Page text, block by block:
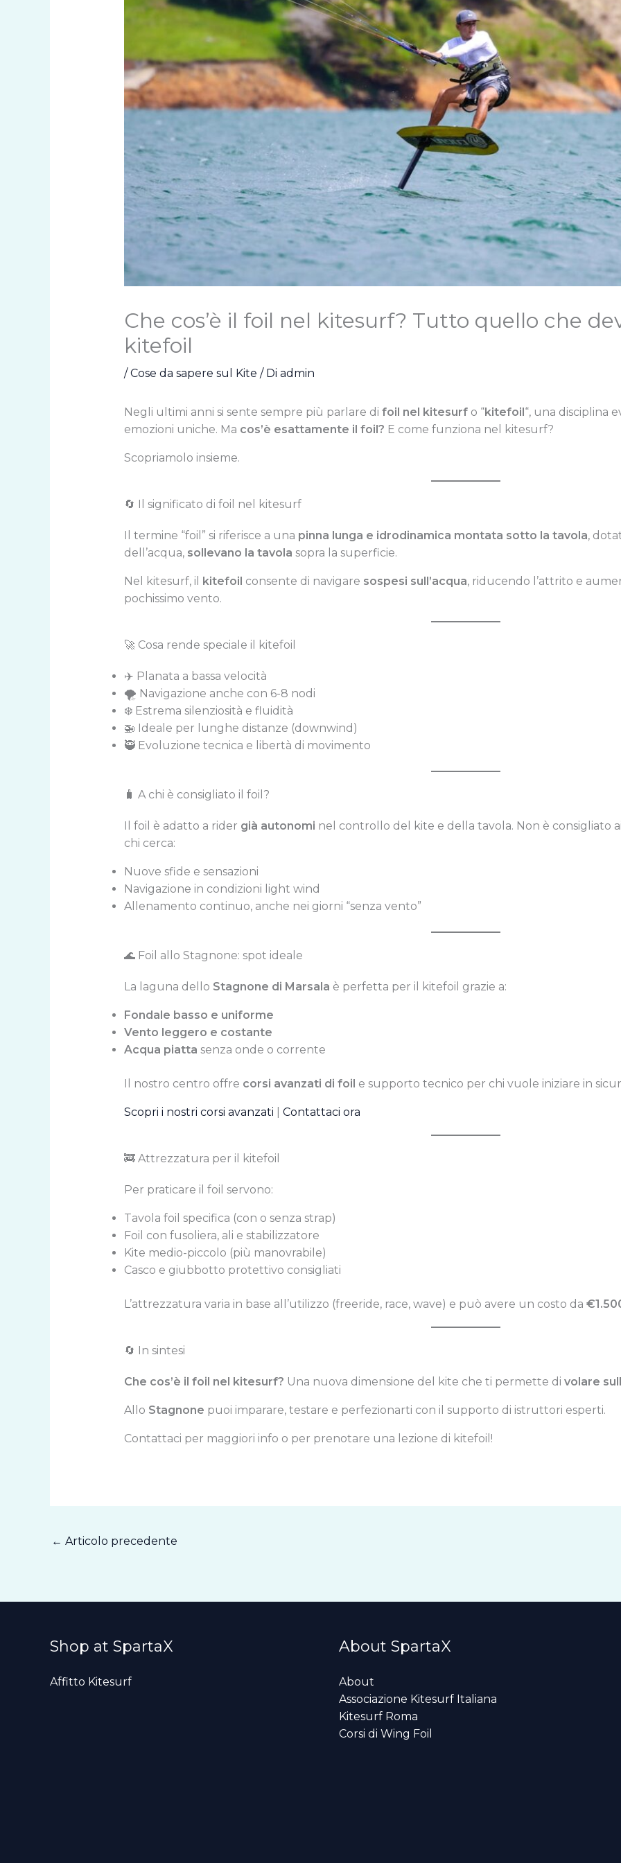
Che cos’è il foil nel kitesurf? Tutto quello che
kitefoil
/Cose da sapere sul Kite / Di admin
Negli ultimi anni si sente sempre più parlare di foil nel kitesurfo “kitefoil“, una disciplina
emozioni uniche. Ma cos’è esattamente il foil? E come funziona nel kitesurf?
Scopriamolo insieme.
🔄 Il significato di foil nel kitesurf
Il termine “foil” si riferisce a una pinna lunga e idrodinamica montata sotto la tavola,
dell’acqua, sollevano la tavola sopra la superficie.
Nel kitesurf, il kitefoil consente di navigare sospesi sull’acqua, riducendo l’attrito e
pochissimo vento.
🚀 Cosa rende speciale il kitefoil
✈️ Planata a bassa velocità
🌪️ Navigazione anche con 6-8 nodi
❄️ Estrema silenziosità e fluidità
🚁 Ideale per lunghe distanze (downwind)
🥷 Evoluzione tecnica e libertà di movimento
🧳 A chi è consigliato il foil?
Il foil è adatto a rider già autonomi nel controllo del kite e della tavola. Non è consigliato
chi cerca:
Nuove sfide e sensazioni
Navigazione in condizioni light wind
Allenamento continuo, anche nei giorni “senza vento”
🌊 Foil allo Stagnone: spot ideale
La laguna dello Stagnone di Marsala è perfetta per il kitefoil grazie a:
Fondale basso e uniforme
Vento leggero e costante
Acqua piatta senza onde o corrente
Il nostro centro offre corsi avanzati di foil e supporto tecnico per chi vuole iniziare in
Scopri i nostri corsi avanzati Contattaci ora
🚒 Attrezzatura per il kitefoil
Per praticare il foil servono:
Tavola foil specifica (con o senza strap)
Foil con fusoliera, ali e stabilizzatore
Kite medio-piccolo (più manovrabile)
Casco e giubbotto protettivo consigliati
L’attrezzatura varia in base all’utilizzo (freeride, race, wave) e può avere un costo da
🔄 In sintesi
Che cos’è il foil nel kitesurf? Una nuova dimensione del kite che ti permette di volare
Allo Stagnone puoi imparare, testare e perfezionarti con il supporto di istruttori esperti.
Contattaci per maggiori info o per prenotare una lezione di kitefoil!
← Articolo precedente
Shop at SpartaX
Affitto Kitesurf
About SpartaX
About
Associazione Kitesurf Italiana
Kitesurf Roma
Corsi di Wing Foil